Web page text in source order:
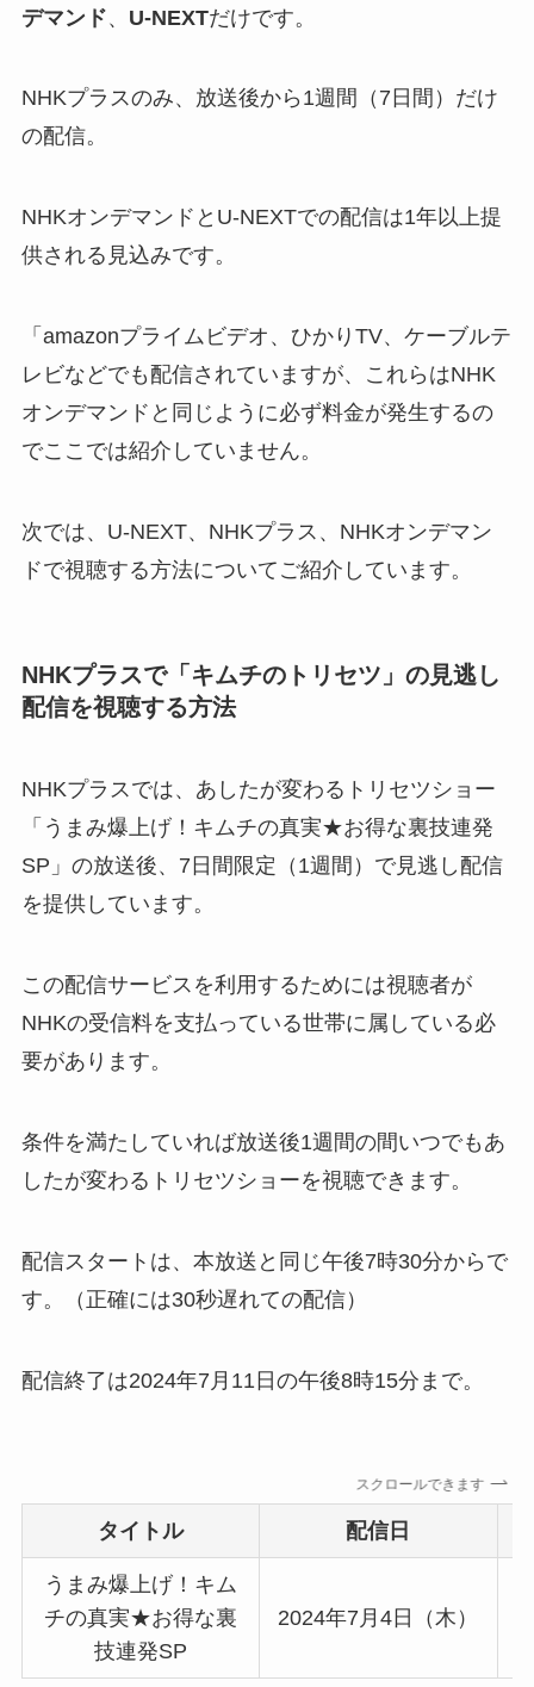
デマンド、 U-NEXTだけです。
NHKプラスのみ、放送後から1週間（7日間）だけ
の配信。
NHKオンデマンドとU-NEXTでの配信は1年以上提
供される見込みです。
「amazonプライムビデオ、ひかりTV、ケーブルテ
レビなどでも配信されていますが、これらはNHK
オンデマンドと同じように必ず料金が発生するの
でここでは紹介していません。
次では、U-NEXT、NHKプラス、NHKオンデマン
ドで視聴する方法についてご紹介しています。
NHKプラスで「キムチのトリセツ」の見逃し
配信を視聴する方法
NHKプラスでは、あしたが変わるトリセツショー
「うまみ爆上げ！キムチの真実★お得な裏技連発
SP」の放送後、7日間限定（1週間）で見逃し配信
を提供しています。
この配信サービスを利用するためには視聴者が
NHKの受信料を支払っている世帯に属している必
要があります。
条件を満たしていれば放送後1週間の間いつでもあ
したが変わるトリセツショーを視聴できます。
配信スタートは、本放送と同じ午後7時30分からで
す。（正確には30秒遅れての配信）
配信終了は2024年7月11日の午後8時15分まで。
スクロールできます
タイトル 配信日
うまみ爆上げ！キム
チの真実★お得な裏
技連発SP
2024年7月4日（木）